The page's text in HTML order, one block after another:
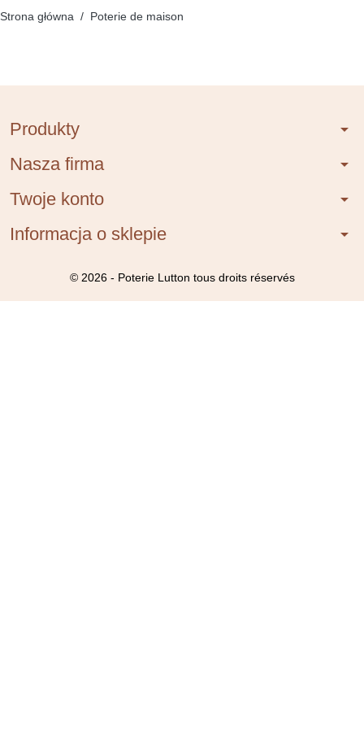
Strona główna Poterie de maison
Produkty arrow_drop_down
Nasza firma arrow_drop_down
Twoje konto arrow_drop_down
Informacja o sklepie arrow_drop_down
© 2026 - Poterie Lutton tous droits réservés